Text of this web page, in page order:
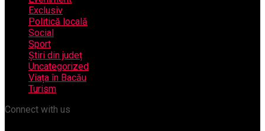
Exclusiv
Politică locală
Social
Sport
Știri din județ
Uncategorized
Viața în Bacău
Turism
Connect with us